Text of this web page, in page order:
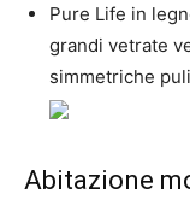
Pure Life in
grandi vetrate
simmetriche
Abitazione